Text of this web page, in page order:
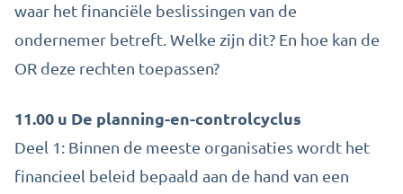
waar het financiële beslissingen van de
ondernemer betreft. Welke zijn dit? En hoe kan de
OR deze rechten toepassen?
11.00 u De planning-en-controlcyclus
Deel 1: Binnen de meeste organisaties wordt het
financieel beleid bepaald aan de hand van een